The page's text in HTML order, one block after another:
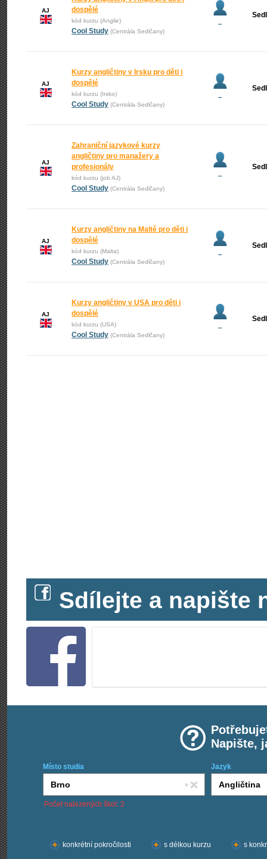
AJ
dospělé
kód kurzu (Anglie)
Cool Study (Centrála Sedlčany)
–
AJ
Kurzy angličtiny v Irsku pro děti i
dospělé
kód kurzu (Irsko)
Cool Study (Centrála Sedlčany)
–
AJ
Zahraniční jazykové kurzy
angličtiny pro manažery a
profesionály
kód kurzu (job AJ)
Cool Study (Centrála Sedlčany)
–
AJ
Kurzy angličtiny na Maltě pro děti i
dospělé
kód kurzu (Malta)
Cool Study (Centrála Sedlčany)
–
AJ
Kurzy angličtiny v USA pro děti i
dospělé
kód kurzu (USA)
Cool Study (Centrála Sedlčany)
–
Sdílejte a napište
Napište,
Místo studia Jazyk
Počet nalezených škol: 2
konkrétní pokročilosti
s délkou kurzu s